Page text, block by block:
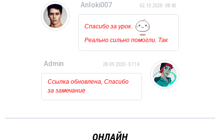
Anloki007 02.10.2020 - 08:40
Спасибо за урок.
Реально сильно помогли. Так
Admin 28.09.2020 - 07:14
Ссылка обновлена, Спасибо
за замечание
ОНЛАЙН